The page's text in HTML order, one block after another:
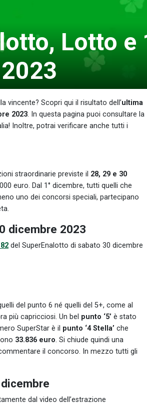
Lotto
vincente? Scopri qui il risultato dell’ultima
2023. In questa pagina puoi consultare la
Inoltre, potrai verificare anche tutti i
straordinarie previste il 28, 29 e 30
euro. Dal 1° dicembre, tutti quelli che
uno dei concorsi speciali, partecipano
dicembre 2023
del SuperEnalotto di sabato 30 dicembre
del punto 6 né quelli del 5+, come al
più capricciosi. Un bel punto ‘5’ è stato
SuperStar è il punto ‘4 Stella’ che
33.836 euro. Si chiude quindi una
il concorso. In mezzo tutti gli
dal video dell’estrazione